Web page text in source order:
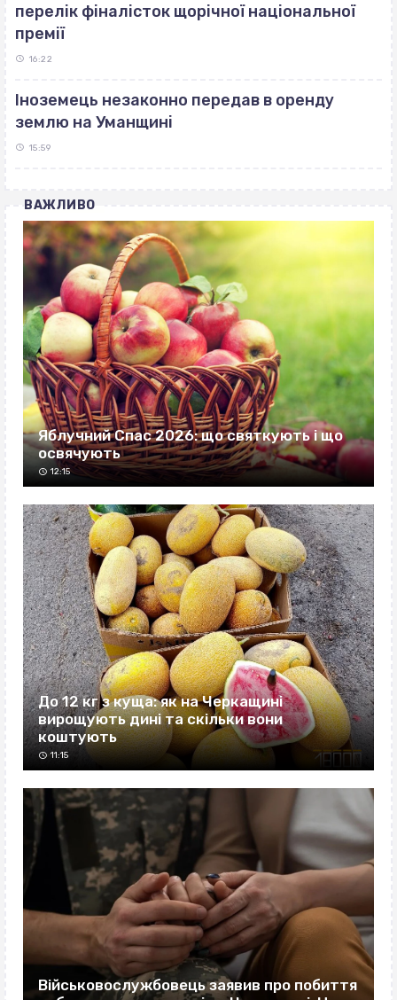
перелік фіналісток щорічної національної
премії
16:22
Іноземець незаконно передав в оренду
землю на Уманщині
15:59
ВАЖЛИВО
Яблучний Спас 2026: що святкують і що
освячують
12:15
До 12 кг з куща: як на Черкащині
вирощують дині та скільки вони
коштують
11:15
Військовослужбовець заявив про побиття